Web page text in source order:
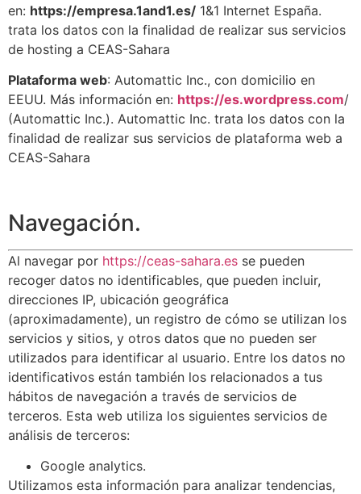
en: https://empresa.1and1.es/ 1&1 Internet España.
trata los datos con la finalidad de realizar sus servicios
de hosting a CEAS-Sahara
Plataforma web: Automattic Inc., con domicilio en
EEUU. Más información en: https://es.wordpress.com/
(Automattic Inc.). Automattic Inc. trata los datos con la
finalidad de realizar sus servicios de plataforma web a
CEAS-Sahara
Navegación.
Al navegar por https://ceas-sahara.es se pueden
recoger datos no identificables, que pueden incluir,
direcciones IP, ubicación geográfica
(aproximadamente), un registro de cómo se utilizan los
servicios y sitios, y otros datos que no pueden ser
utilizados para identificar al usuario. Entre los datos no
identificativos están también los relacionados a tus
hábitos de navegación a través de servicios de
terceros. Esta web utiliza los siguientes servicios de
análisis de terceros:
Google analytics.
Utilizamos esta información para analizar tendencias,